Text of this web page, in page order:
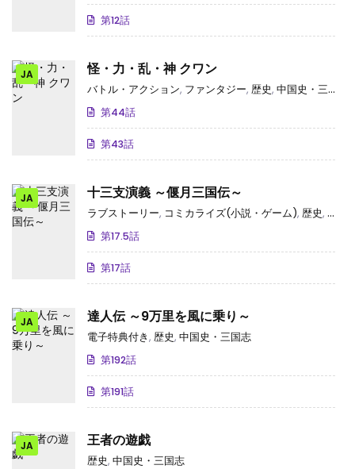
第12話
JA 怪・力・乱・神 クワン
バトル・アクション, ファンタジー, 歴史, 中国史・三国志
第44話
第43話
JA 十三支演義 ～偃月三国伝～
ラブストーリー, コミカライズ(小説・ゲーム), 歴史, 中国
第17.5話
第17話
JA 達人伝 ～9万里を風に乗り～
電子特典付き, 歴史, 中国史・三国志
第192話
第191話
JA 王者の遊戯
歴史, 中国史・三国志